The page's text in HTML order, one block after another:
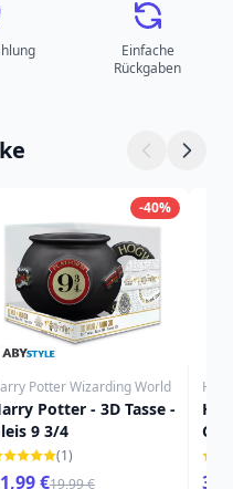
Einfache
Rückgaben
-40%
Potter Wizarding World
Potter - 3D Tasse -
9 3/4
(1)
€19,99 €